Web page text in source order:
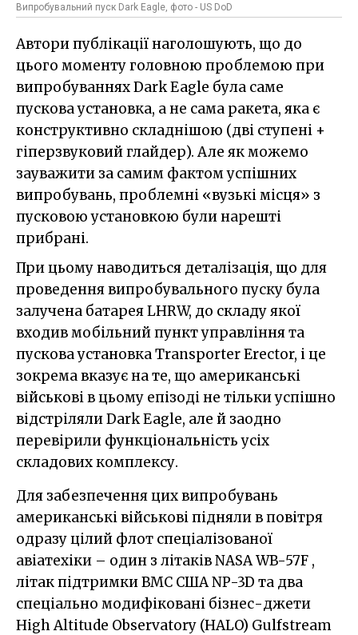
Випробувальний пуск Dark Eagle, фото - US DoD
Автори публікації наголошують, що до
цього моменту головною проблемою при
випробуваннях Dark Eagle була саме
пускова установка, а не сама ракета, яка є
конструктивно складнішою (дві ступені +
гіперзвуковий глайдер). Але як можемо
зауважити за самим фактом успішних
випробувань, проблемні «вузькі місця» з
пусковою установкою були нарешті
прибрані.
При цьому наводиться деталізація, що для
проведення випробувального пуску була
залучена батарея LHRW, до складу якої
входив мобільний пункт управління та
пускова установка Transporter Erector, і це
зокрема вказує на те, що американські
військові в цьому епізоді не тільки успішно
відстріляли Dark Eagle, але й заодно
перевірили функціональність усіх
складових комплексу.
Для забезпечення цих випробувань
американські військові підняли в повітря
одразу цілий флот спеціалізованої
авіатехіки – один з літаків NASA WB-57F ,
літак підтримки ВМС США NP-3D та два
спеціально модифіковані бізнес-джети
High Altitude Observatory (HALO) Gulfstream